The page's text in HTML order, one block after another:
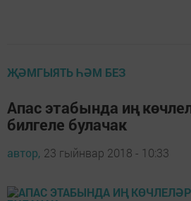
ҖӘМГЫЯТЬ ҺӘМ БЕЗ
Апас этабында иң
билгеле булачак
автор, 23 гыйнвар 2018 - 10:33